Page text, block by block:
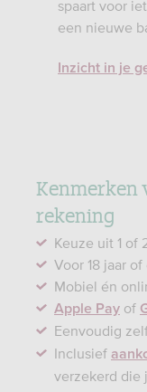
spaart voor
een nieuwe
Inzicht in je
Kenmerken
rekening
Keuze uit 1 of
Voor 18 jaar
Mobiel én
Apple Pay of
Eenvoudig
Inclusief
verzekerd die